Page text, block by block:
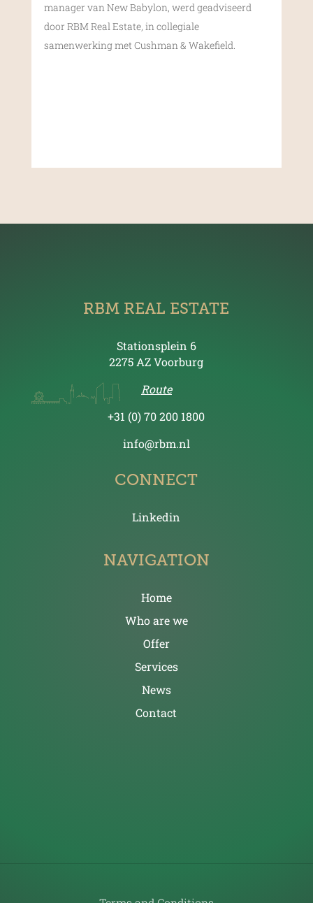
manager van New Babylon, werd geadviseerd
door RBM Real Estate, in collegiale
samenwerking met Cushman & Wakefield.
RBM REAL ESTATE
Stationsplein 6
2275 AZ Voorburg
Route
+31 (0) 70 200 1800
info@rbm.nl
CONNECT
Linkedin
NAVIGATION
Home
Who are we
Offer
Services
News
Contact